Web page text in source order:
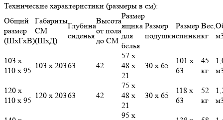
Технические характеристики (размеры в см):
Общий
размер
(ШхГхВ)
Габариты
СМ
(ШхД)
Глубина
сиденья
Высота
от пола
до СМ
Размер
ящика
для
белья
Размер
подушки
Размер
спинки
Вес,
кг
103 х
110 х 95
103 х 20363 42
57 х
48 х
21
30 х 65
101 х
63
45
кг
120 х
110 х 95
120 х 20363 42
75 х
48 х
21
30 х 65
118 х
63
52
кг
95 х